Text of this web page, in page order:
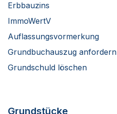
Erbbauzins
ImmoWertV
Auflassungsvormerkung
Grundbuchauszug anfordern
Grundschuld löschen
Grundstücke